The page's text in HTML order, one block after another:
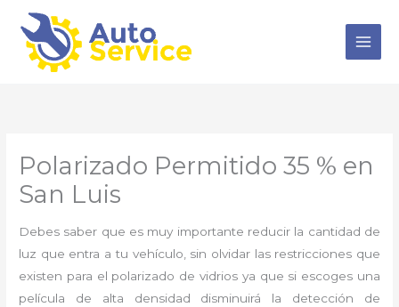
contenido
Polarizado Permitido 35 % en
San Luis
Debes saber que es muy importante reducir la cantidad de
luz que entra a tu vehículo, sin olvidar las restricciones que
existen para el polarizado de vidrios ya que si escoges una
película de alta densidad disminuirá la detección de